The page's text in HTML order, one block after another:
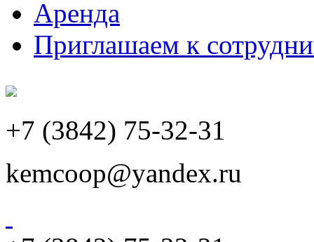
Аренда
Приглашаем к
+7 (3842) 75-32-31
kemcoop@yandex.ru